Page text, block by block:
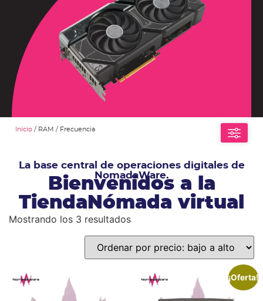
Inicio / RAM / Frecuencia
La base central de operaciones digitales de
NomadaWare.
Bienvenidos a la
TiendaNómada virtual
Mostrando los 3 resultados
¡Oferta!